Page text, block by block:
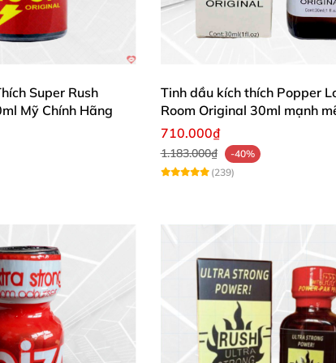
chuyên gia nếu có bất kỳ dấu hiệu bất ổn nào
dùng thấy thoải mái và dễ chịu.”
đẹp, cảm giác sử dụng dễ chịu và tiện lợi.”
nghiệm thú vị, chất liệu đảm bảo, rất hài lòng với
thuật hoặc bổ sung thêm các tiêu đề H2/H3
Super Rush
Mỹ Chính Hãng
Tinh dầu kích thích Popper
Room Original 30ml mạnh
710.000₫
1.183.000₫
-40%
(239)